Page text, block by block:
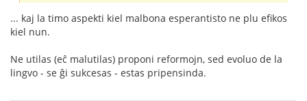
... kaj la timo aspekti kiel malbona esperantisto ne plu efikos
kiel nun.
Ne utilas (eĉ malutilas) proponi reformojn, sed evoluo de la
lingvo - se ĝi sukcesas - estas pripensinda.